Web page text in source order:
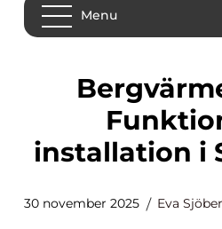
Menu
Bergvärmepump:
installation i
30 november 2025 Eva